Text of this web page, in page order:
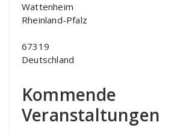
Wattenheim
Rheinland-Pfalz
67319
Deutschland
Kommende
Veranstaltungen